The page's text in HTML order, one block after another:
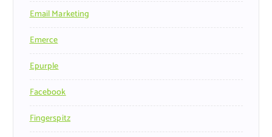
Email Marketing
Emerce
Epurple
Facebook
Fingerspitz